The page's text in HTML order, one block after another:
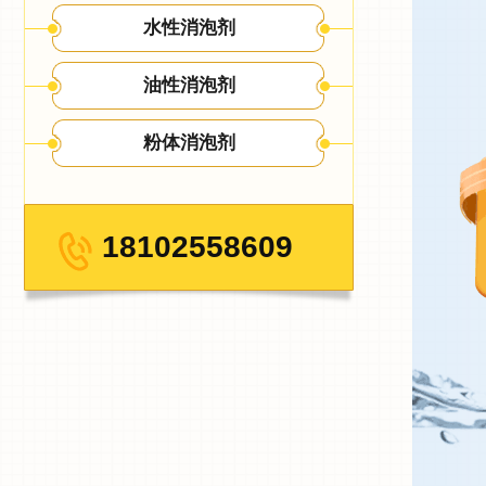
水性消泡剂
油性消泡剂
粉体消泡剂
18102558609